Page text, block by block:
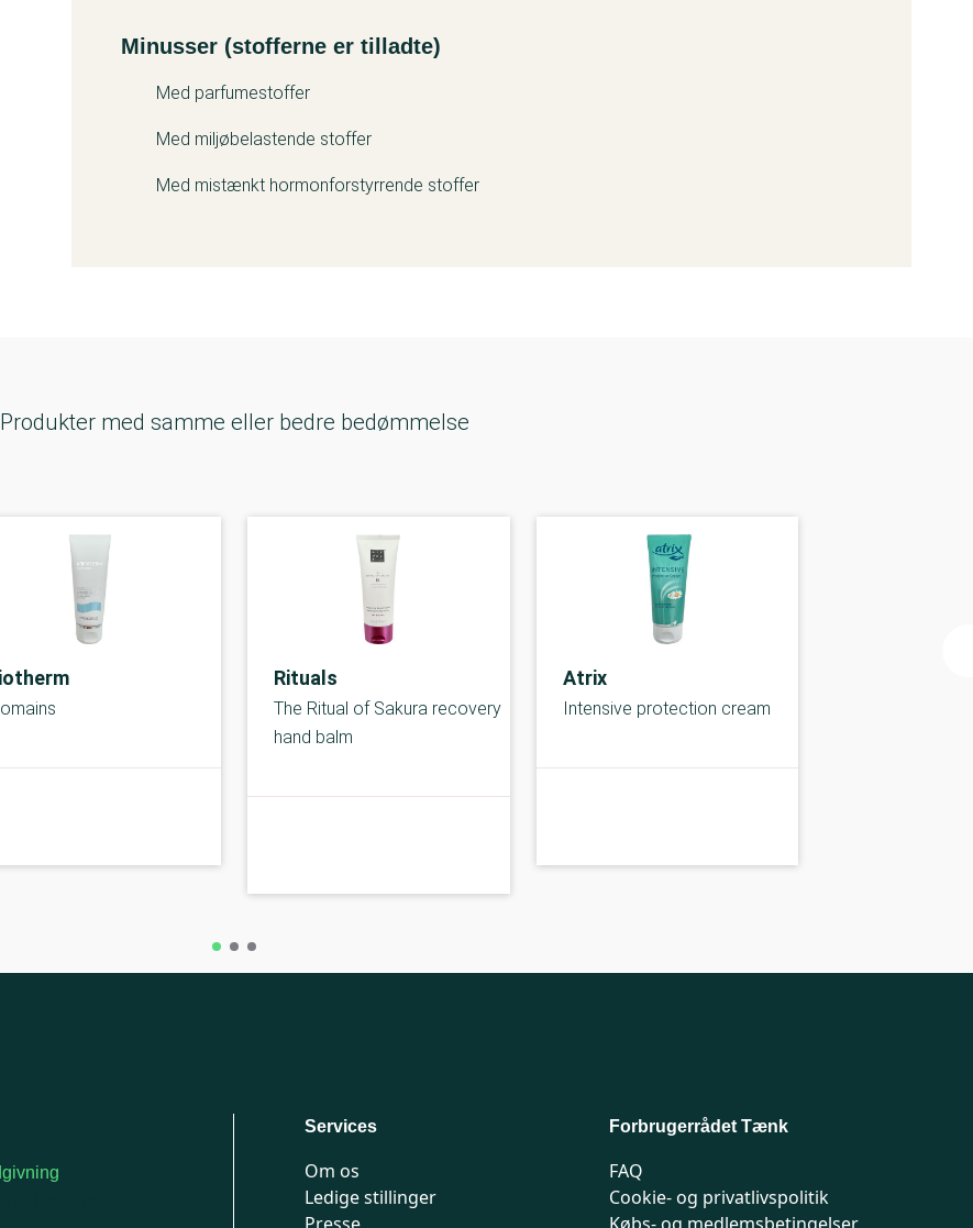
Kemitest
Minusser (stofferne er tilladte)
Med parfumestoffer
Med miljøbelastende stoffer
Med mistænkt hormonforstyrrende stoffer
Produkter med samme eller bedre bedømmelse
Rituals
The Ritual of Sakura recovery
hand balm
Atrix
Intensive protection cream
C-kolbe
Services
Om os
Ledige stillinger
Forbrugerrådet Tænk
FAQ
Cookie- og privatlivspolitik